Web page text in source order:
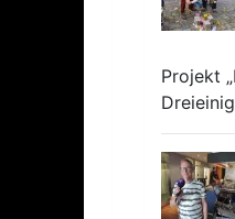
Projekt